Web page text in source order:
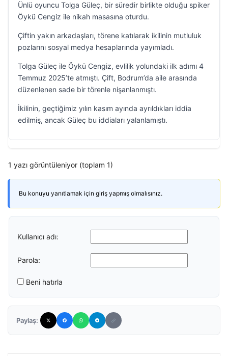
Ünlü oyuncu Tolga Güleç, bir süredir birlikte olduğu spiker
Öykü Cengiz ile nikah masasına oturdu.
Çiftin yakın arkadaşları, törene katılarak ikilinin mutluluk
pozlarını sosyal medya hesaplarında yayımladı.
Tolga Güleç ile Öykü Cengiz, evlilik yolundaki ilk adımı 4
Temmuz 2025’te atmıştı. Çift, Bodrum’da aile arasında
düzenlenen sade bir törenle nişanlanmıştı.
İkilinin, geçtiğimiz yılın kasım ayında ayrıldıkları iddia
edilmiş, ancak Güleç bu iddiaları yalanlamıştı.
1 yazı görüntüleniyor (toplam 1)
Bu konuyu yanıtlamak için giriş yapmış olmalısınız.
Kullanıcı adı:
Parola:
Beni hatırla
Paylaş: